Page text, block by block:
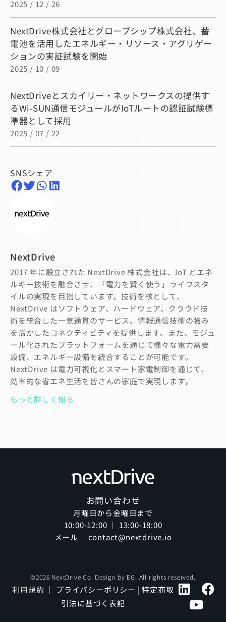
2025 / 12 / 26
NextDrive株式会社とグローブシップ株式会社、蓄
電池を活用したエネルギー・リソース・アグリゲー
ションの実証試験を開始
2025 / 10 / 09
NextDriveとスカイリー・ネットワークスの提供す
るWi-SUN通信モジュールがIoTルートの認証試験標
準器として採用
2025 / 07 / 22
SNSシェア
NextDrive
2017 年に設立された NextDrive 株式会社は、IoT とエネ
ルギー技術を融合させ、「電力を賢く使う」ライフスタ
イルの実現を目指しています。技術を核として、
NextDrive はソフトウェア、ハードウェア、クラウド技
術を統合した一気通貫のサービス、情報通信技術の強み
を活かしたコネクティビティを提供します。また、モジュ
ール化されたプラットフォームを通じて様々な電力需要
設備、エネルギー設備を統合することが可能です。
NextDrive は電力可視化とスマート家電制御を通じて、
効率的な省エネ生活を皆さんの家庭で実現します。
もっと詳しく知る
お問い合わせ
月曜日から金曜日まで
10:00-12:00 ｜ 13:00-18:00
メール｜ contact@nextdrive.io
©2026 NextDrive Co. Design by EG . All rights reserved.
利用規約 ｜ プライバシーポリシー |特定商取
引法に基づく表記